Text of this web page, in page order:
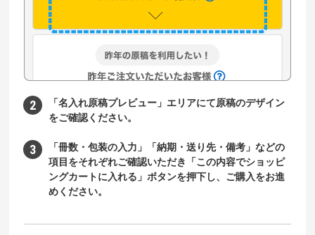
「名入れ原稿プレビュー」エリアにて原稿のデザイン
をご確認ください。
「冊数・包装の入力」「納期・送り先・備考」などの
項目をそれぞれご確認いただき「この内容でショッピ
ングカートに入れる」ボタンを押下し、ご購入をお進
めください。